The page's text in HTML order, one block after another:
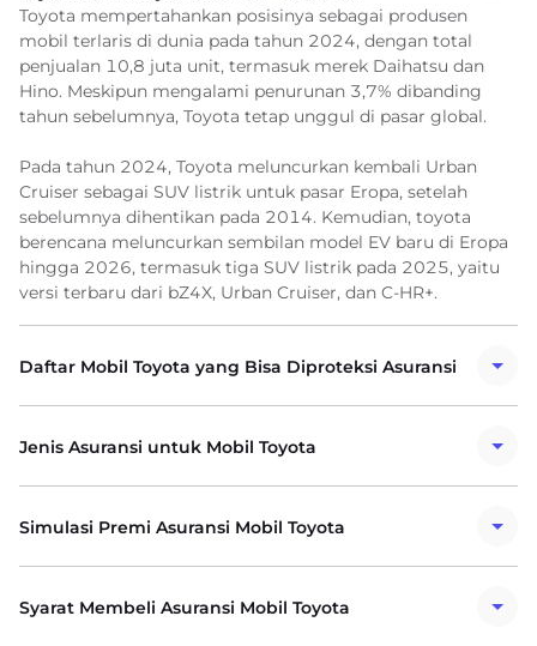
Toyota mempertahankan posisinya sebagai produsen
mobil terlaris di dunia pada tahun 2024, dengan total
penjualan 10,8 juta unit, termasuk merek Daihatsu dan
Hino. Meskipun mengalami penurunan 3,7% dibanding
tahun sebelumnya, Toyota tetap unggul di pasar global.
Pada tahun 2024, Toyota meluncurkan kembali Urban
Cruiser sebagai SUV listrik untuk pasar Eropa, setelah
sebelumnya dihentikan pada 2014. Kemudian, toyota
berencana meluncurkan sembilan model EV baru di Eropa
hingga 2026, termasuk tiga SUV listrik pada 2025, yaitu
versi terbaru dari bZ4X, Urban Cruiser, dan C-HR+.
Daftar Mobil Toyota yang Bisa Diproteksi Asuransi
Jenis Asuransi untuk Mobil Toyota
Simulasi Premi Asuransi Mobil Toyota
Syarat Membeli Asuransi Mobil Toyota